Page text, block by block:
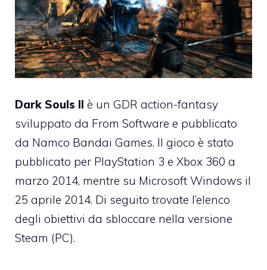
Dark Souls II è un GDR action-fantasy
sviluppato da From Software e pubblicato
da Namco Bandai Games. Il gioco è stato
pubblicato per PlayStation 3 e Xbox 360 a
marzo 2014, mentre su Microsoft Windows il
25 aprile 2014. Di seguito trovate l’elenco
degli obiettivi da sbloccare nella versione
Steam (PC).